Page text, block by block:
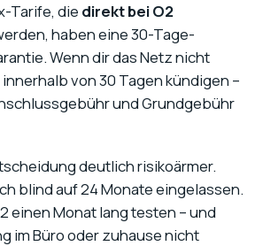
Tarife, die direkt bei O2
haben eine 30-Tage-
Wenn dir das Netz nicht
von 30 Tagen kündigen –
und Grundgebühr
deutlich risikoärmer.
blind auf 24 Monate eingelassen.
einen Monat lang testen – und
im Büro oder zuhause nicht